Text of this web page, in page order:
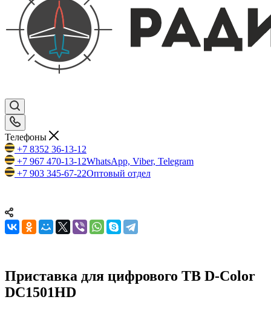
Телефоны
+7 8352 36-13-12
+7 967 470-13-12WhatsApp, Viber, Telegram
+7 903 345-67-22Оптовый отдел
Приставка для цифрового ТВ D-Color
DC1501HD